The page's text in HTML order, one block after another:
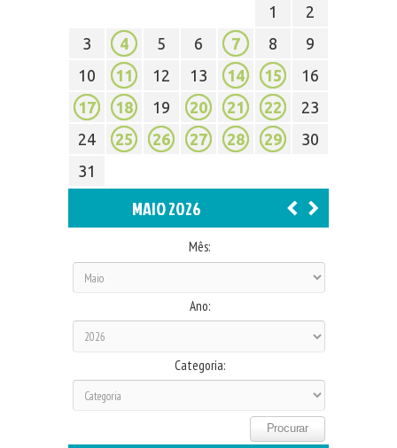
1
2
3
4 5 6 7 8
9
10
11 12 13 14 15
16
17
18 19 20 21 22
23
24
25 26 27 28 29
30
31
MAIO 2026
Mês:
Ano:
Categoria: